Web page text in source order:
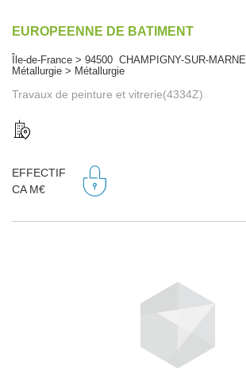
EUROPEENNE DE BATIMENT
Île-de-France > 94500 CHAMPIGNY-SUR-MARNE
Métallurgie > Métallurgie
Travaux de peinture et vitrerie(4334Z)
EFFECTIF
CA M€